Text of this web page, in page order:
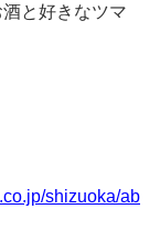
と好きなツマ
shizuoka/ab